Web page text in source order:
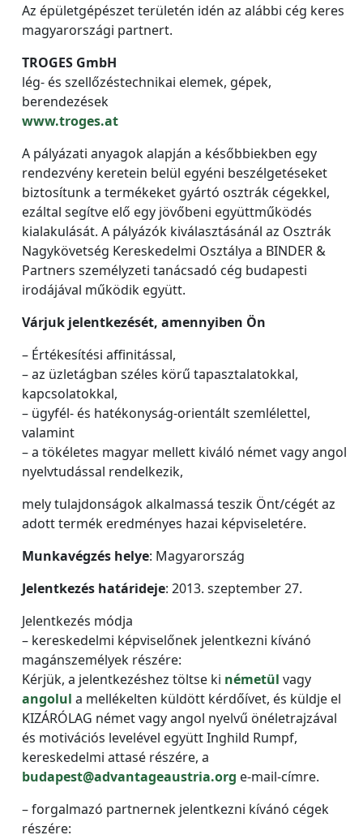
Az épületgépészet területén idén az alábbi cég keres
magyarországi partnert.
TROGES GmbH
lég- és szellőzéstechnikai elemek, gépek,
berendezések
www.troges.at
A pályázati anyagok alapján a későbbiekben egy
rendezvény keretein belül egyéni beszélgetéseket
biztosítunk a termékeket gyártó osztrák cégekkel,
ezáltal segítve elő egy jövőbeni együttműködés
kialakulását. A pályázók kiválasztásánál az Osztrák
Nagykövetség Kereskedelmi Osztálya a BINDER &
Partners személyzeti tanácsadó cég budapesti
irodájával működik együtt.
Várjuk jelentkezését, amennyiben Ön
– Értékesítési affinitással,
– az üzletágban széles körű tapasztalatokkal,
kapcsolatokkal,
– ügyfél- és hatékonyság-orientált szemlélettel,
valamint
– a tökéletes magyar mellett kiváló német vagy angol
nyelvtudással rendelkezik,
mely tulajdonságok alkalmassá teszik Önt/cégét az
adott termék eredményes hazai képviseletére.
Munkavégzés helye: Magyarország
Jelentkezés határideje: 2013. szeptember 27.
Jelentkezés módja
– kereskedelmi képviselőnek jelentkezni kívánó
magánszemélyek részére:
Kérjük, a jelentkezéshez töltse ki németül vagy
angolul a mellékelten küldött kérdőívet, és küldje el
KIZÁRÓLAG német vagy angol nyelvű önéletrajzával
és motivációs levelével együtt Inghild Rumpf,
kereskedelmi attasé részére, a
budapest@advantageaustria.org e-mail-címre.
– forgalmazó partnernek jelentkezni kívánó cégek
részére: